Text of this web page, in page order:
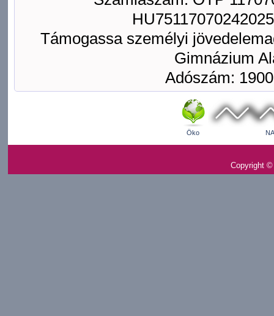
Támogassa személyi
Gimnázium
Adószám:
Öko
Copyright